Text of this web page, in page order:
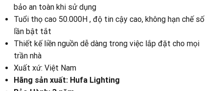
bảo an toàn khi sử dụng
Tuổi thọ cao 50.000H , độ tin cậy cao, không hạn chế số
lần bật tắt
Thiết kế liền nguồn dễ dàng trong việc lắp đặt cho mọi
trần nhà
Xuất xứ: Việt Nam
Hãng sản xuất: Hufa Lighting